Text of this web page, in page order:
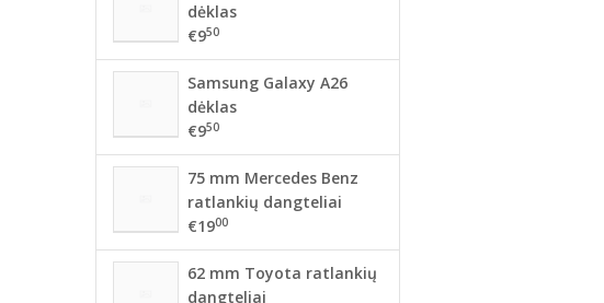
dėklas
€950
Samsung Galaxy A26
dėklas
€950
75 mm Mercedes Benz
ratlankių dangteliai
€1900
62 mm Toyota ratlankių
dangteliai